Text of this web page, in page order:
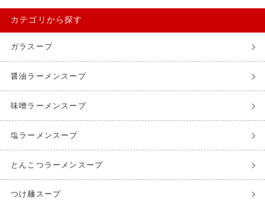
カテゴリから探す
ガラスープ
醤油ラーメンスープ
味噌ラーメンスープ
塩ラーメンスープ
とんこつラーメンスープ
つけ麺スープ